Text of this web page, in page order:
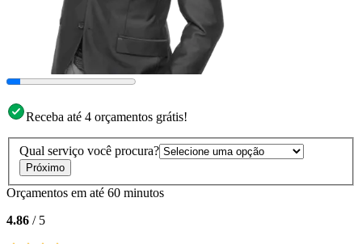
Receba até 4 orçamentos grátis!
Qual serviço você procura?
Próximo
Orçamentos em até 60 minutos
4.86 / 5